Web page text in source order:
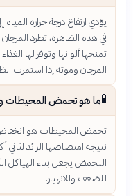
يؤدي ارتفاع درجة حرارة
في هذه الظاهرة، تطرد
تمنحها ألوانها وتوفر لها
المرجان وموته إذا استمرت
🧪ما هو تحمض المحيطات
تحمض المحيطات هو انخفاض
نتيجة امتصاصها الزائد
التحمض يجعل بناء الهياكل
للضعف والانهيار.